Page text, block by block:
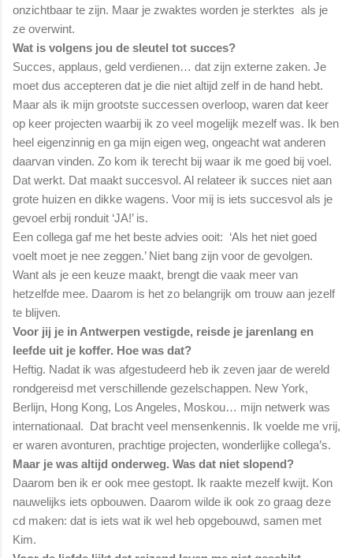
onzichtbaar te zijn. Maar je zwaktes worden je sterktes als je
ze overwint.
Wat is volgens jou de sleutel tot succes?
Succes, applaus, geld verdienen… dat zijn externe zaken. Je
moet dus accepteren dat je die niet altijd zelf in de hand hebt.
Maar als ik mijn grootste successen overloop, waren dat keer
op keer projecten waarbij ik zo veel mogelijk mezelf was. Ik ben
heel eigenzinnig en ga mijn eigen weg, ongeacht wat anderen
daarvan vinden. Zo kom ik terecht bij waar ik me goed bij voel.
Dat werkt. Dat maakt succesvol. Al relateer ik succes niet aan
grote huizen en dikke wagens. Voor mij is iets succesvol als je
gevoel erbij ronduit ‘JA!’ is.
Een collega gaf me het beste advies ooit: ‘Als het niet goed
voelt moet je nee zeggen.’ Niet bang zijn voor de gevolgen.
Want als je een keuze maakt, brengt die vaak meer van
hetzelfde mee. Daarom is het zo belangrijk om trouw aan jezelf
te blijven.
Voor jij je in Antwerpen vestigde, reisde je jarenlang en
leefde uit je koffer. Hoe was dat?
Heftig. Nadat ik was afgestudeerd heb ik zeven jaar de wereld
rondgereisd met verschillende gezelschappen. New York,
Berlijn, Hong Kong, Los Angeles, Moskou… mijn netwerk was
internationaal. Dat bracht veel mensenkennis. Ik voelde me vrij,
er waren avonturen, prachtige projecten, wonderlijke collega’s.
Maar je was altijd onderweg. Was dat niet slopend?
Daarom ben ik er ook mee gestopt. Ik raakte mezelf kwijt. Kon
nauwelijks iets opbouwen. Daarom wilde ik ook zo graag deze
cd maken: dat is iets wat ik wel heb opgebouwd, samen met
Kim.